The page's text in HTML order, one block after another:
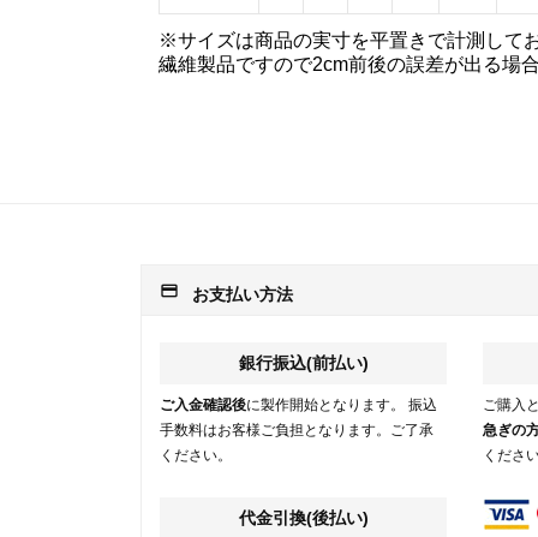
※サイズは商品の実寸を平置きで計測して
繊維製品ですので2cm前後の誤差が出る場
payment お支払い方法
銀行振込(前払い)
ご入金確認後に製作開始となります。 振込
手数料はお客様ご負担となります。ご了承
ください。
代金引換(後払い)
ご購入
急ぎの
くださ